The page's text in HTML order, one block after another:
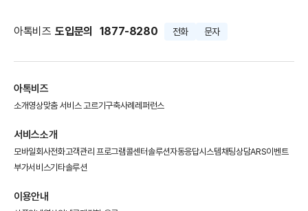
아톡비즈 도입문의 1877-8280 전화 문자
아톡비즈
소개영상맞춤 서비스 고르기구축사례레퍼런스
서비스소개
모바일회사전화고객관리 프로그램콜센터솔루션자동응답시스템채팅상담ARS이벤트
부가서비스기타솔루션
이용안내